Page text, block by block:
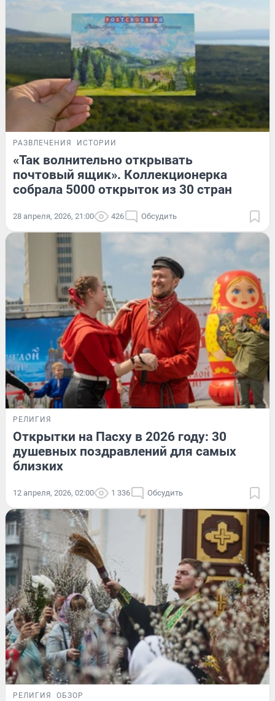
РАЗВЛЕЧЕНИЯ ИСТОРИИ
«Так волнительно открывать
почтовый ящик». Коллекционерка
собрала 5000 открыток из 30 стран
28 апреля, 2026, 21:00 426 Обсудить
РЕЛИГИЯ
Открытки на Пасху в 2026 году: 30
душевных поздравлений для самых
близких
12 апреля, 2026, 02:00 1 336 Обсудить
РЕЛИГИЯ ОБЗОР